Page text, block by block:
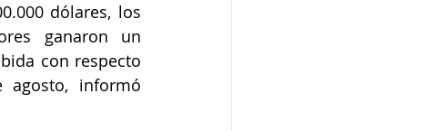
dólares, los
ganaron un
con respecto
informó